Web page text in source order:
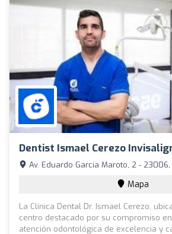
Dentist Ismael Cerezo
Av. Eduardo García Maroto, 2 - 23006,
Mapa
La Clínica Dental Dr. Ismael Cerezo,
centro destacado por su compromiso
atención odontológica de excelencia y